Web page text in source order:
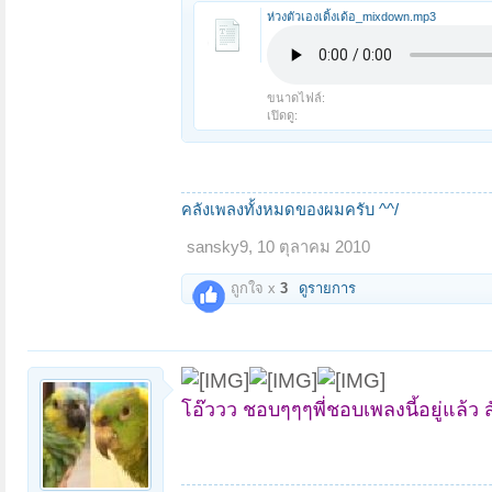
ห่วงตัวเองเดิ้งเด้อ_mixdown.mp3
ขนาดไฟล์:
เปิดดู:
คลังเพลงทั้งหมดของผมครับ ^^/
sansky9, 10 ตุลาคม 2010
ถูกใจ x 3 ดูรายการ
โอ๊ววว ชอบๆๆๆพี่ชอบเพลงนี้อยู่แล้ว